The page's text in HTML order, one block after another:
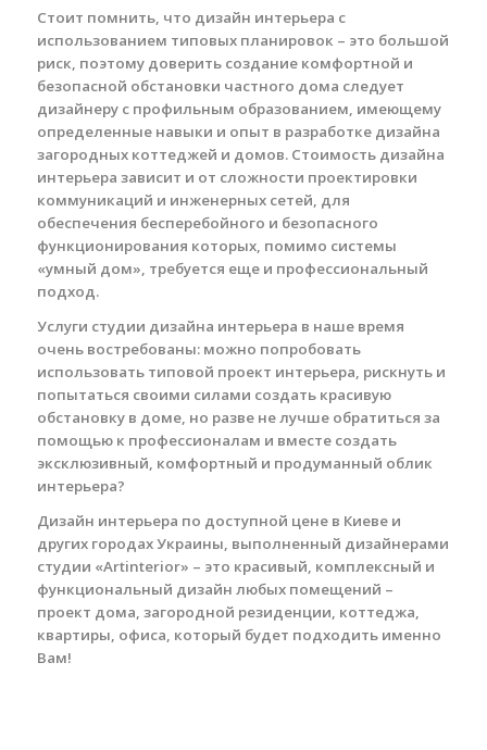
Стоит помнить, что дизайн интерьера с
использованием типовых планировок – это большой
риск, поэтому доверить создание комфортной и
безопасной обстановки частного дома следует
дизайнеру с профильным образованием, имеющему
определенные навыки и опыт в разработке дизайна
загородных коттеджей и домов. Стоимость дизайна
интерьера зависит и от сложности проектировки
коммуникаций и инженерных сетей, для
обеспечения бесперебойного и безопасного
функционирования которых, помимо системы
«умный дом», требуется еще и профессиональный
подход.
Услуги студии дизайна интерьера в наше время
очень востребованы: можно попробовать
использовать типовой проект интерьера, рискнуть и
попытаться своими силами создать красивую
обстановку в доме, но разве не лучше обратиться за
помощью к профессионалам и вместе создать
эксклюзивный, комфортный и продуманный облик
интерьера?
Дизайн интерьера по доступной цене в Киеве и
других городах Украины, выполненный дизайнерами
студии «Artinterior» – это красивый, комплексный и
функциональный дизайн любых помещений –
проект дома, загородной резиденции, коттеджа,
квартиры, офиса, который будет подходить именно
Вам!